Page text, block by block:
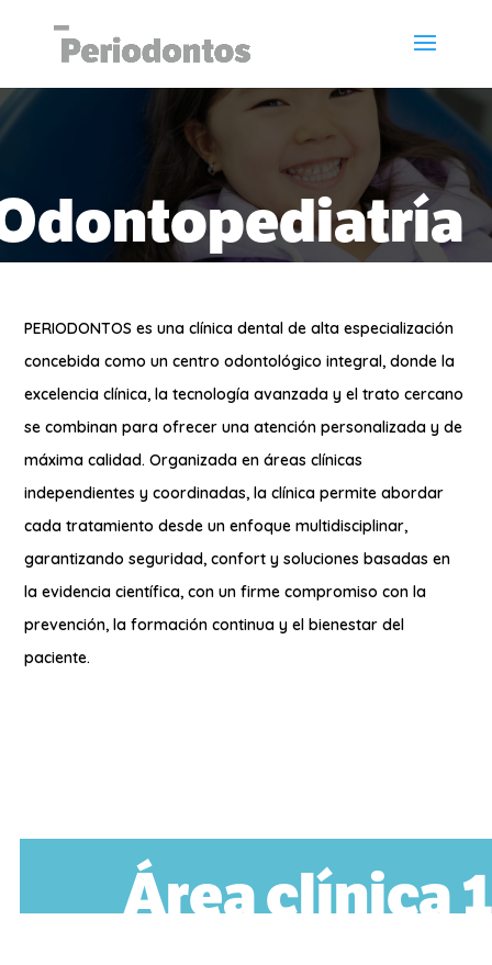
PERIODONTOS es una clínica dental de alta especialización
concebida como un centro odontológico integral, donde la
excelencia clínica, la tecnología avanzada y el trato cercano
se combinan para ofrecer una atención personalizada y de
máxima calidad. Organizada en áreas clínicas
independientes y coordinadas, la clínica permite abordar
cada tratamiento desde un enfoque multidisciplinar,
garantizando seguridad, confort y soluciones basadas en
la evidencia científica, con un firme compromiso con la
prevención, la formación continua y el bienestar del
paciente.
Área clínica 1